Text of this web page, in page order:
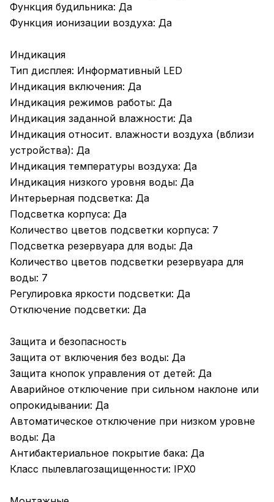
Функция будильника: Да
Функция ионизации воздуха: Да
Индикация
Тип дисплея: Информативный LED
Индикация включения: Да
Индикация режимов работы: Да
Индикация заданной влажности: Да
Индикация относит. влажности воздуха (вблизи
устройства): Да
Индикация температуры воздуха: Да
Индикация низкого уровня воды: Да
Интерьерная подсветка: Да
Подсветка корпуса: Да
Количество цветов подсветки корпуса: 7
Подсветка резервуара для воды: Да
Количество цветов подсветки резервуара для
воды: 7
Регулировка яркости подсветки: Да
Отключение подсветки: Да
Защита и безопасность
Защита от включения без воды: Да
Защита кнопок управления от детей: Да
Аварийное отключение при сильном наклоне или
опрокидывании: Да
Автоматическое отключение при низком уровне
воды: Да
Антибактериальное покрытие бака: Да
Класс пылевлагозащищенности: IPX0